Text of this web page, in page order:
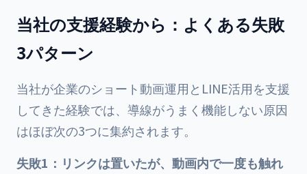
当社の支援経験から：よくある失敗
3パターン
当社が企業のショート動画運用とLINE活用を支援
してきた経験では、導線がうまく機能しない原因
はほぼ次の3つに集約されます。
失敗1：リンクは置いたが、動画内で一度も触れ